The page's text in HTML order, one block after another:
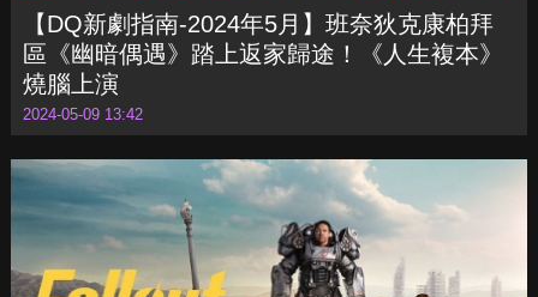
【DQ新劇指南-2024年5月】班奈狄克康柏拜
區《幽暗偶遇》踏上返家歸途！《人生複本》
燒腦上演
2024-05-09 13:42